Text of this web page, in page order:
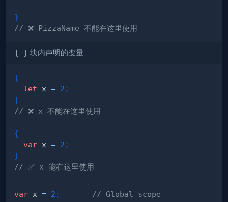
}
// ❌ PizzaName 不能在这里使用
{ } 块内声明的变量
{
let x = 2 ;
}
// ❌ x 不能在这里使用
{
var x = 2 ;
}
// ✅ x 能在这里使用
var x = 2 ;
// Global scope